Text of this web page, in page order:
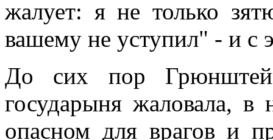
жалует: я не только
вашему не уступил" - и с
До сих пор
государыня жаловала, в
опасном для врагов и